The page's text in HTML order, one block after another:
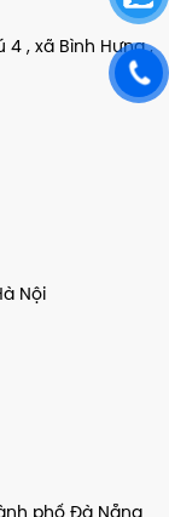
4 , xã Bình Hưng ,
Nội